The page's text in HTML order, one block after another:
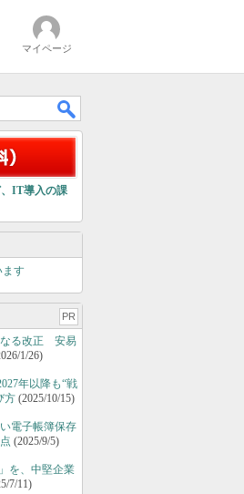
マイページ
IT導入の課
ます
PR
なる改正 安易
1/26)
年以降も“戦
方 (2025/10/15)
電子帳簿保存
(2025/9/5)
を、中堅企業
7/11)